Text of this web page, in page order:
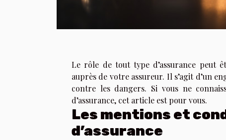
Le rôle de tout type d’assurance peut
auprès de votre assureur. Il s’agit d’un
contre les dangers. Si vous ne
d’assurance, cet article est pour vous.
Les mentions et
d’assurance